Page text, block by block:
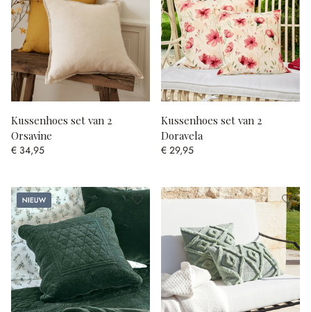
Kussenhoes set van 2
Orsavine
€ 34,95
Kussenhoes set van 2
Doravela
€ 29,95
Nieuw